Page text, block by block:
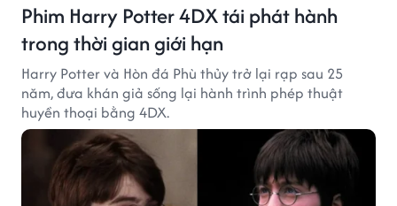
Phim Harry Potter 4DX tái phát hành
trong thời gian giới hạn
Harry Potter và Hòn đá Phù thủy trở lại rạp sau 25
năm, đưa khán giả sống lại hành trình phép thuật
huyền thoại bằng 4DX.